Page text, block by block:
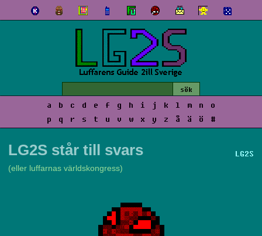
a b c d e f g h i j k l m n
o
p
q r s t u v w x y z å ä ö #
LG2S
LG2S står till svars
(eller luffarnas världskongress)